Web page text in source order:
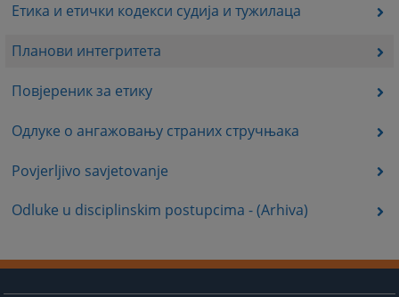
Етика и етички кодекси судија и тужилаца
Планови интегритета
Повјереник за етику
Одлуке о ангажовању страних стручњака
Povjerljivo savjetovanje
Odluke u disciplinskim postupcima - (Arhiva)